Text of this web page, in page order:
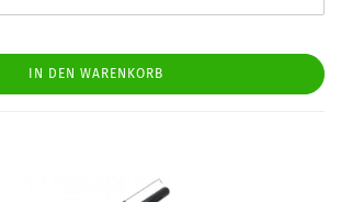
IN DEN WARENKORB